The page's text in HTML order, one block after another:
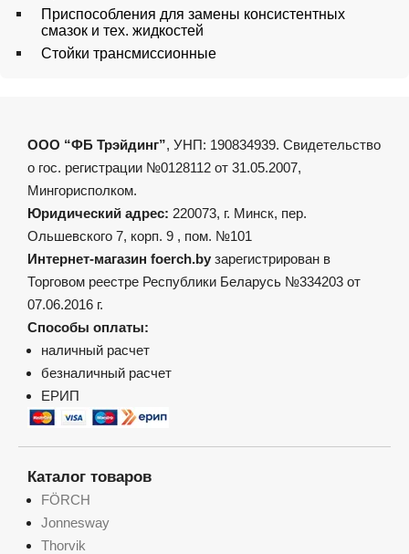
Приспособления для замены консистентных
смазок и тех. жидкостей
Стойки трансмиссионные
ООО “ФБ Трэйдинг”, УНП: 190834939. Свидетельство
о гос. регистрации №0128112 от 31.05.2007,
Мингорисполком.
Юридический адрес: 220073, г. Минск, пер.
Ольшевского 7, корп. 9 , пом. №101
Интернет-магазин foerch.by зарегистрирован в
Торговом реестре Республики Беларусь №334203 от
07.06.2016 г.
Способы оплаты:
наличный расчет
безналичный расчет
ЕРИП
Каталог товаров
FÖRCH
Jonnesway
Thorvik